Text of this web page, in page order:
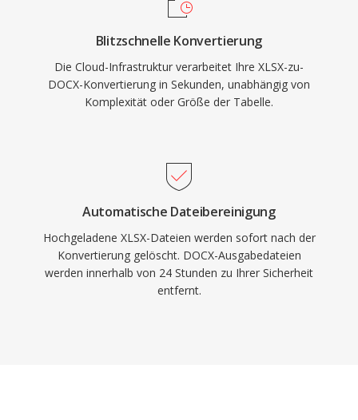
Blitzschnelle Konvertierung
Die Cloud-Infrastruktur verarbeitet Ihre XLSX-zu-
DOCX-Konvertierung in Sekunden, unabhängig von
Komplexität oder Größe der Tabelle.
Automatische Dateibereinigung
Hochgeladene XLSX-Dateien werden sofort nach der
Konvertierung gelöscht. DOCX-Ausgabedateien
werden innerhalb von 24 Stunden zu Ihrer Sicherheit
entfernt.